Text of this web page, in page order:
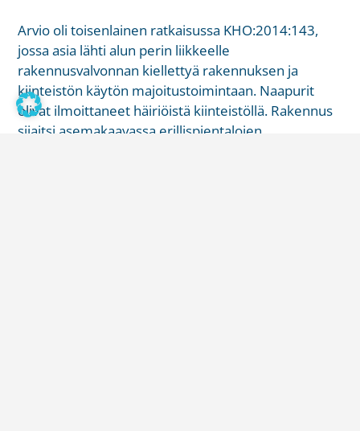
Arvio oli toisenlainen ratkaisussa KHO:2014:143,
jossa asia lähti alun perin liikkeelle
rakennusvalvonnan kiellettyä rakennuksen ja
kiinteistön käytön majoitustoimintaan. Naapurit
olivat ilmoittaneet häiriöistä kiinteistöllä. Rakennus
sijaitsi asemakaavassa erillispientalojen